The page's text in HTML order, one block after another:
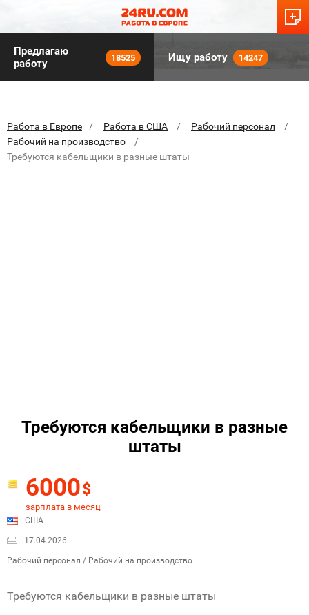
Предлагаю
работу
18525 Ищу работу 14247
Работа в Европе Работа в США
Рабочий персонал
Рабочий на производство
Требуются кабельщики в разные штаты
Требуются кабельщики в разные
штаты
6000$
зарплата в месяц
США
17.04.2026
Рабочий персонал / Рабочий на производство
Требуются кабельщики в разные штаты